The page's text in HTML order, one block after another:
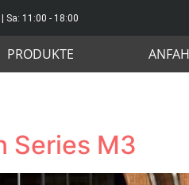
Sa: 11:00 - 18:00
PRODUKTE
Series M3